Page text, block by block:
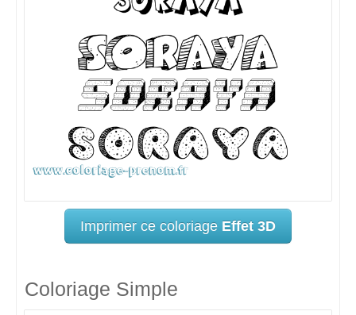
Imprimer ce coloriage Effet 3D
Coloriage Simple